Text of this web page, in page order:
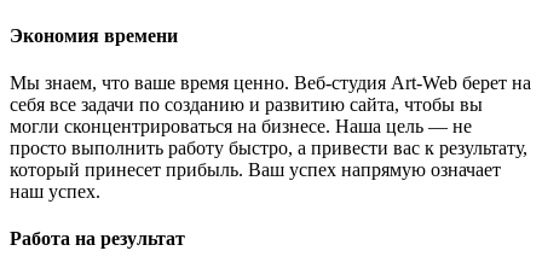
Экономия времени
Мы знаем, что ваше время ценно. Веб-студия Art-Web берет на
себя все задачи по созданию и развитию сайта, чтобы вы
могли сконцентрироваться на бизнесе. Наша цель — не
просто выполнить работу быстро, а привести вас к результату,
который принесет прибыль. Ваш успех напрямую означает
наш успех.
Работа на результат